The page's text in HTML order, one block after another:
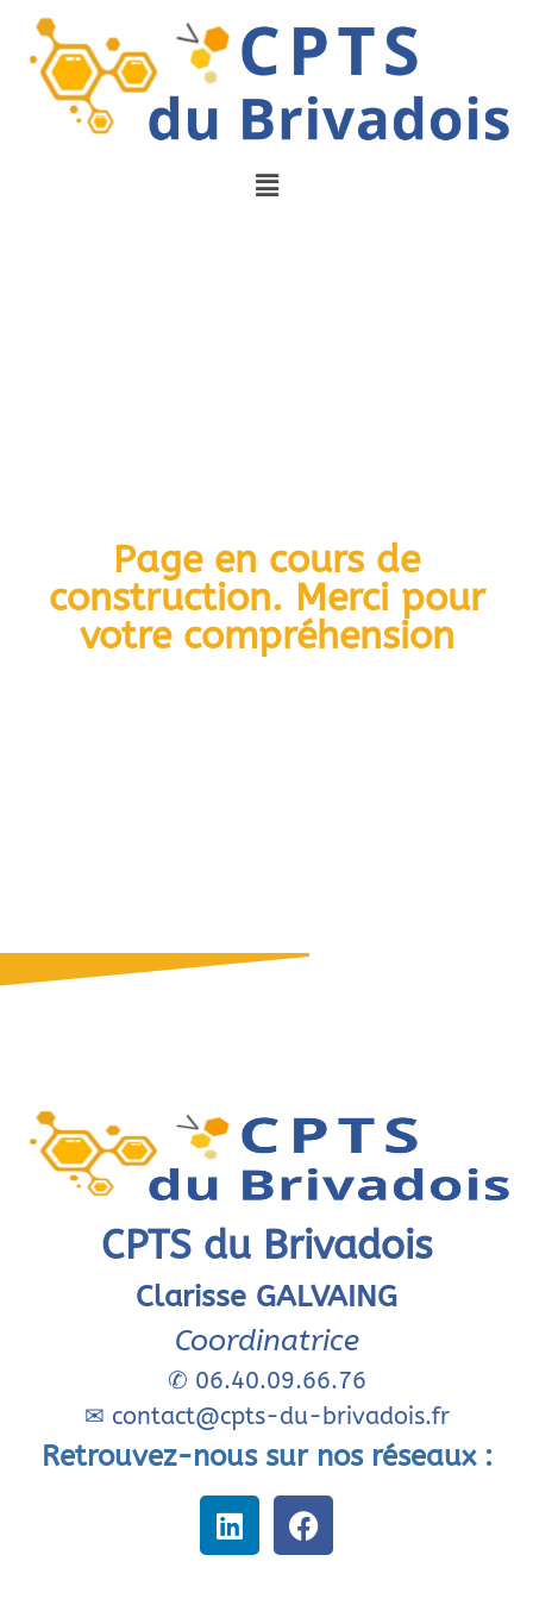
Page en cours de
construction. Merci pour
votre compréhension
CPTS du Brivadois
Clarisse GALVAING
Coordinatrice
✆ 06.40.09.66.76
✉ contact@cpts-du-brivadois.fr
Retrouvez-nous sur nos réseaux :